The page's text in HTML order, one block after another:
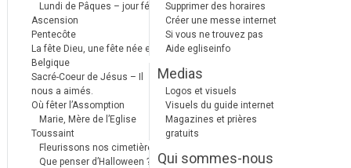
Lundi de Pâques – jour férié
Ascension
Pentecôte
La fête Dieu, une fête née en
Belgique
Sacré-Coeur de Jésus – Il
nous a aimés.
Où fêter l’Assomption
Marie, Mère de l’Eglise
Toussaint
Fleurissons nos cimetières
Que penser d’Halloween ?
Supprimer des horaires
Créer une messe internet
Si vous ne trouvez pas
Aide egliseinfo
Medias
Logos et visuels
Visuels du guide internet
Magazines et prières
gratuits
Qui sommes-nous